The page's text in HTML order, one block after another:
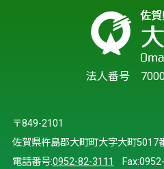
法人番号
〒849-2101
佐賀県杵島郡大町町大字大町5017
電話番号:0952-82-3111